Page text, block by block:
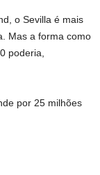
o Sevilla é mais
Mas a forma como
poderia,
por 25 milhões